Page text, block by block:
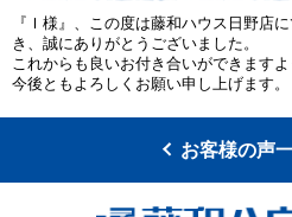
『Ｉ様』、この度は藤和ハウス日野店
き、誠にありがとうございました。
これからも良いお付き合いができます
今後ともよろしくお願い申し上げます。
お客様の声